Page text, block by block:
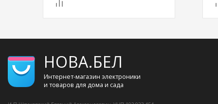
НОВА.БЕЛ
Интернет-магазин электроники
и товаров для дома и сада